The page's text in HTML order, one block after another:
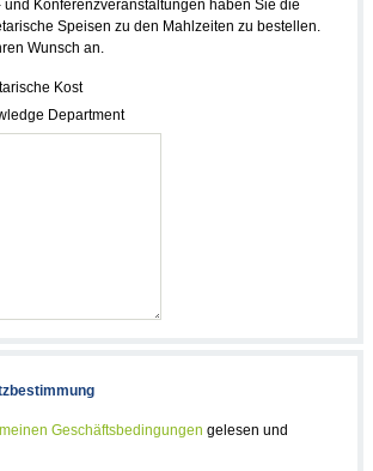
und Konferenzveranstaltungen haben Sie die
Speisen zu den Mahlzeiten zu bestellen.
Wunsch an.
Kost
Department
Geschäftsbedingungen gelesen und